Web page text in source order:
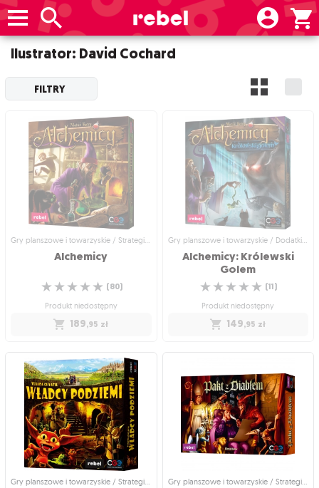
Ilustrator: David Cochard
FILTRY
Gry planszowe i towarzyskie / Strategiczne gry planszowe
Alchemicy
☆
☆
☆
☆
☆ (80)
Produkt niedostępny
189,95 zł
Gry planszowe i towarzyskie /
Strategiczne gry planszowe
Alchemicy
Dedukcyjna gra laboratoryjna
☆
☆
☆
☆
☆ (80)
Produkt niedostępny
189,95 zł
Gry planszowe i towarzyskie / Dodatki do gier
Alchemicy: Królewski
Golem
☆
☆
☆
☆
☆ (11)
Produkt niedostępny
149,95 zł
Gry planszowe i towarzyskie / Dodatki
Alchemicy: Królewski
Golem
Potężny zestaw zawierający aż cztery
rozszerzenia
☆
☆
☆
☆
☆ (11)
Produkt niedostępny
Gry planszowe i towarzyskie / Strategiczne gry planszowe Gry planszowe i towarzyskie / Strategiczne gry planszowe